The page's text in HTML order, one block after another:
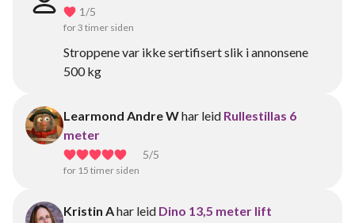
1/5
for 3 timer siden
Stroppene var ikke sertifisert slik i annonsene
500 kg
Learmond Andre Whar leid Rullestillas 6
meter
5/5
for 15 timer siden
Kristin Ahar leid Dino 13,5 meter lift